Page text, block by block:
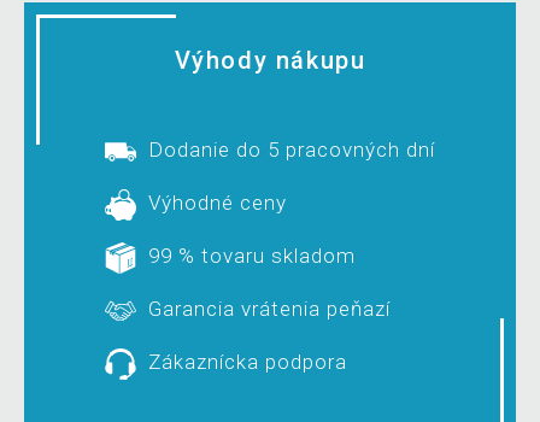
Výhody nákupu
Dodanie do 5 pracovných dní
Výhodné ceny
99 % tovaru skladom
Garancia vrátenia peňazí
Zákaznícka podpora